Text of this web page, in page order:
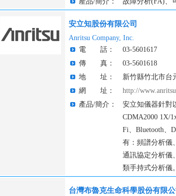
安立知股份有限公司
Anritsu Company, Inc.
電 話：
03-5601617
傳 真：
03-5601618
地 址：
新竹縣竹北市台
網 址：
http://
產品/簡介：
安立知儀器針對
CDMA2000 1X/
Fi、Bluetooth、
有：頻譜分析儀
通訊協定分析儀
類手持式分析儀
台灣布魯克生命科學股份有限公